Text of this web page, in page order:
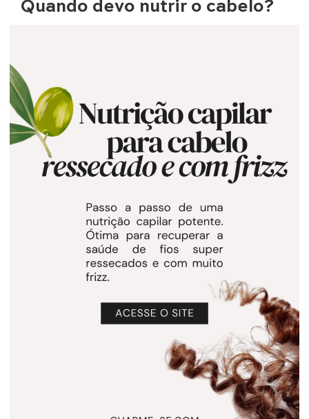
Quando devo nutrir o cabelo?